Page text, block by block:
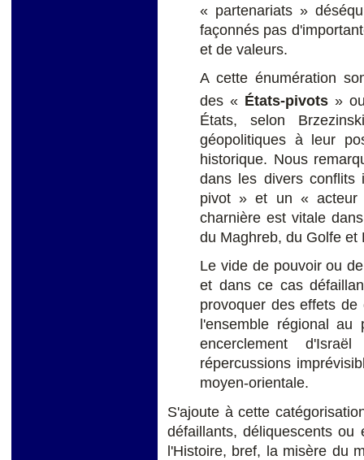
« partenariats »
façonnés pas
et de valeurs.
A cette énumération
des « États-pivots»
États, selon
géopolitiques à leur
historique. Nous
dans les divers
pivot » et un « acteur
charnière est vitale
du Maghreb, du Golfe et
Le vide de pouvoir ou
et dans ce cas
provoquer des effets
l'ensemble régional
encerclement
répercussions
moyen-orientale.
S'ajoute à cette
défaillants, déliquescents
l'Histoire, bref, la misère du